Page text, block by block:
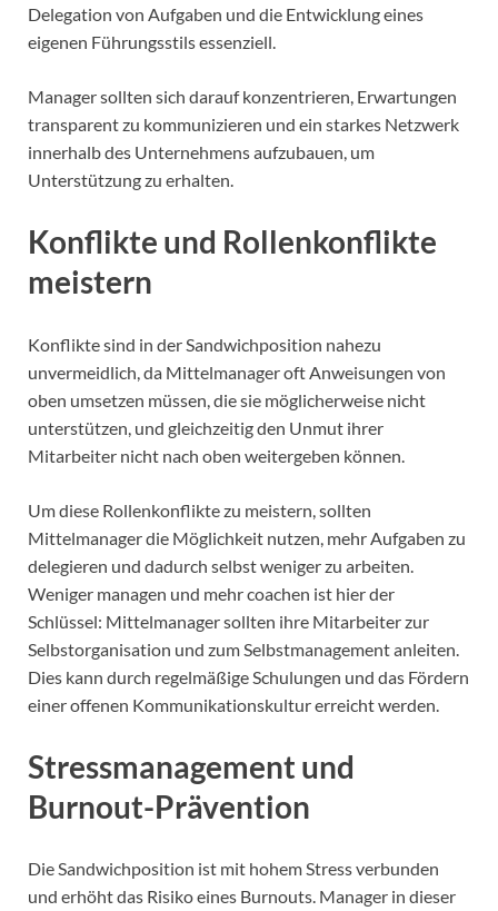
Delegation von Aufgaben und die Entwicklung eines
eigenen Führungsstils essenziell.
Manager sollten sich darauf konzentrieren, Erwartungen
transparent zu kommunizieren und ein starkes Netzwerk
innerhalb des Unternehmens aufzubauen, um
Unterstützung zu erhalten.
Konflikte und Rollenkonflikte
meistern
Konflikte sind in der Sandwichposition nahezu
unvermeidlich, da Mittelmanager oft Anweisungen von
oben umsetzen müssen, die sie möglicherweise nicht
unterstützen, und gleichzeitig den Unmut ihrer
Mitarbeiter nicht nach oben weitergeben können.
Um diese Rollenkonflikte zu meistern, sollten
Mittelmanager die Möglichkeit nutzen, mehr Aufgaben zu
delegieren und dadurch selbst weniger zu arbeiten.
Weniger managen und mehr coachen ist hier der
Schlüssel: Mittelmanager sollten ihre Mitarbeiter zur
Selbstorganisation und zum Selbstmanagement anleiten.
Dies kann durch regelmäßige Schulungen und das Fördern
einer offenen Kommunikationskultur erreicht werden.
Stressmanagement und
Burnout-Prävention
Die Sandwichposition ist mit hohem Stress verbunden
und erhöht das Risiko eines Burnouts. Manager in dieser